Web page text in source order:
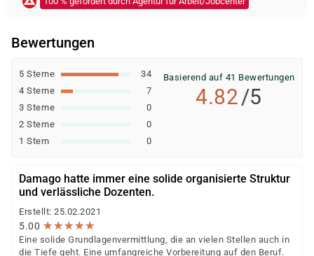
individuellen Prüfung Ihrer persönlichen
Bewertungen
5 Sterne
34
4 Sterne
7
3 Sterne
0
2 Sterne
0
1 Stern
0
Basierend auf 41 Bewertungen
4.82/5
Damago hatte immer eine solide organisierte Struktur
und verlässliche Dozenten.
Erstellt: 25.02.2021
5.00 ★★★★★
★★★★★
Eine solide Grundlagenvermittlung, die an vielen Stellen auch in
die Tiefe geht. Eine umfangreiche Vorbereitung auf den Beruf.